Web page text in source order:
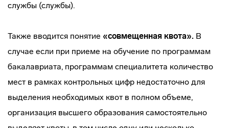
службы (службы).
Также вводится понятие «совмещенная квота». В
случае если при приеме на обучение по программам
бакалавриата, программам специалитета количество
мест в рамках контрольных цифр недостаточно для
выделения необходимых квот в полном объеме,
организация высшего образования самостоятельно